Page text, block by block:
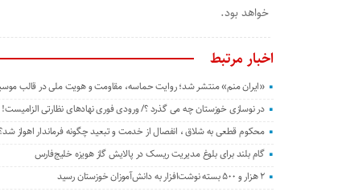
خواهد بود.
اخبار مرتبط
«ایران منم» منتشر شد؛ روایت حماسه، مقاومت و هویت ملی در قالب
در نوسازی خوزستان چه می گذرد ؟/ ورودی فوری نهادهای نظارتی الزامیست!
محکوم قطعی به شلاق ، انفصال از خدمت و تبعید چگونه فرماندار اهواز
گام بلند برای بلوغ مدیریت ریسک در پالایش گاز هویزه خلیج‌فارس
۲ هزار و ۵۰۰ بسته نوشت‌افزار به دانش‌آموزان خوزستان رسید